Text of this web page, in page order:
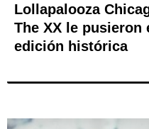
Lollapalooza
The XX le
edición histórica